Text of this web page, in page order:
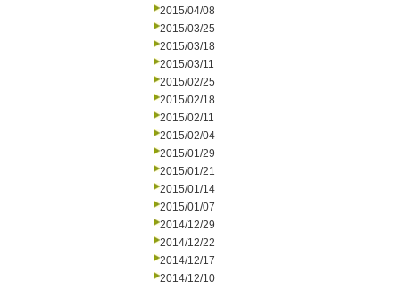
2015/04/08
2015/03/25
2015/03/18
2015/03/11
2015/02/25
2015/02/18
2015/02/11
2015/02/04
2015/01/29
2015/01/21
2015/01/14
2015/01/07
2014/12/29
2014/12/22
2014/12/17
2014/12/10